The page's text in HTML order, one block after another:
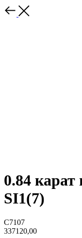
0.84 карат
SI1(7)
C7107
337120,00